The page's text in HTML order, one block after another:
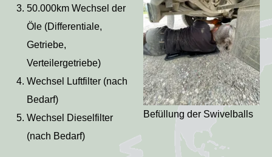
Befüllung der Swivelballs
50.000km Wechsel der
Öle (Differentiale,
Getriebe,
Verteilergetriebe)
Wechsel Luftfilter (nach
Bedarf)
Wechsel Dieselfilter
(nach Bedarf)